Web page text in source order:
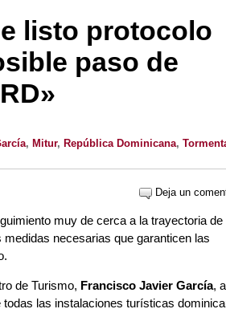
listo protocolo
paso de
, Mitur, República Dominicana,
Deja un
muy de cerca a la trayectoria de
necesarias que garanticen las
de Turismo, Francisco Javier García,
las instalaciones turísticas